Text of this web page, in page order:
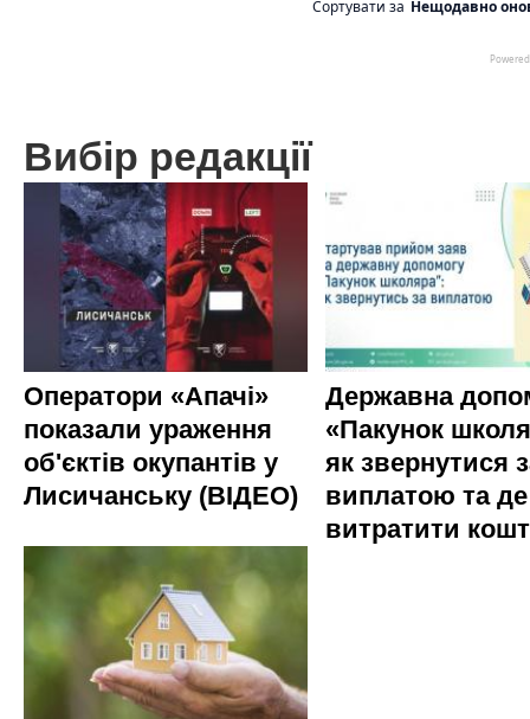
Вибір редакції
Оператори «Апачі»
показали ураження
об'єктів окупантів у
Лисичанську (ВІДЕО)
Державна
«Пакунок
як звернутися
виплатою та де
витратити